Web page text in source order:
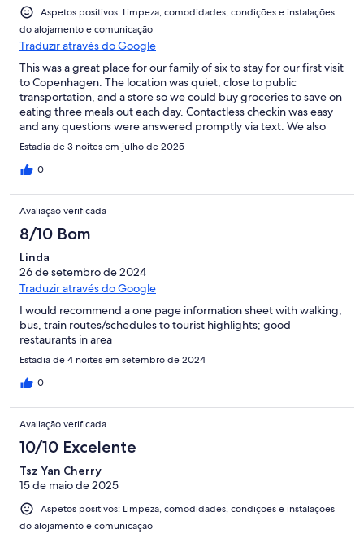
Aspetos positivos: Limpeza, comodidades, condições e instalações
do alojamento e comunicação
Traduzir através do Google
This was a great place for our family of six to stay for our first visit
to Copenhagen. The location was quiet, close to public
transportation, and a store so we could buy groceries to save on
eating three meals out each day. Contactless checkin was easy
and any questions were answered promptly via text. We also
had use of luggage storage after checkout to continue
exploring until our departing flight in the evening. Would
recommend for families.
Estadia de 3 noites em julho de 2025
0
Avaliação verificada
8/10 Bom
Linda
26 de setembro de 2024
Traduzir através do Google
I would recommend a one page information sheet with walking,
bus, train routes/schedules to tourist highlights; good
restaurants in area
Estadia de 4 noites em setembro de 2024
0
Avaliação verificada
10/10 Excelente
Tsz Yan Cherry
15 de maio de 2025
Aspetos positivos: Limpeza, comodidades, condições e instalações
do alojamento e comunicação